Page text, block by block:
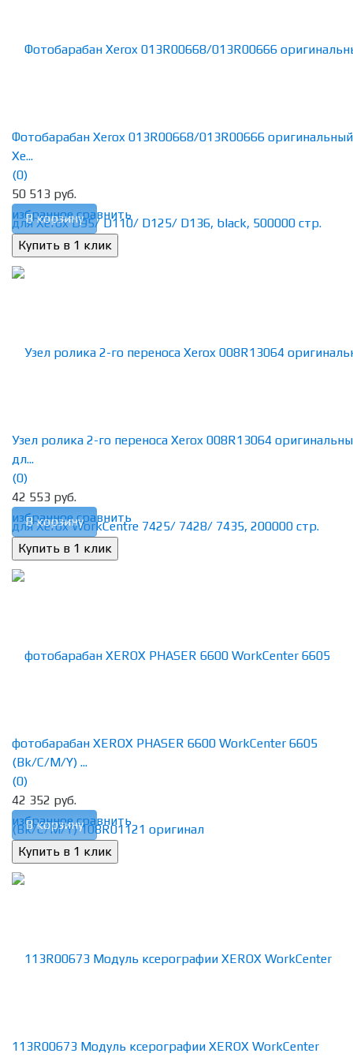
избранное сравнить
Фотобарабан Xerox 013R00668/013R00666
Xe...
(0)
50 513 руб.
В корзину
избранное сравнить
Узел ролика 2-го переноса Xerox 008R13064
дл...
(0)
42 553 руб.
В корзину
избранное сравнить
фотобарабан XEROX PHASER 6600 WorkCenter 6605
(Bk/C/M/Y) ...
(0)
42 352 руб.
В корзину
113R00673 Модуль ксерографии XEROX WorkCenter